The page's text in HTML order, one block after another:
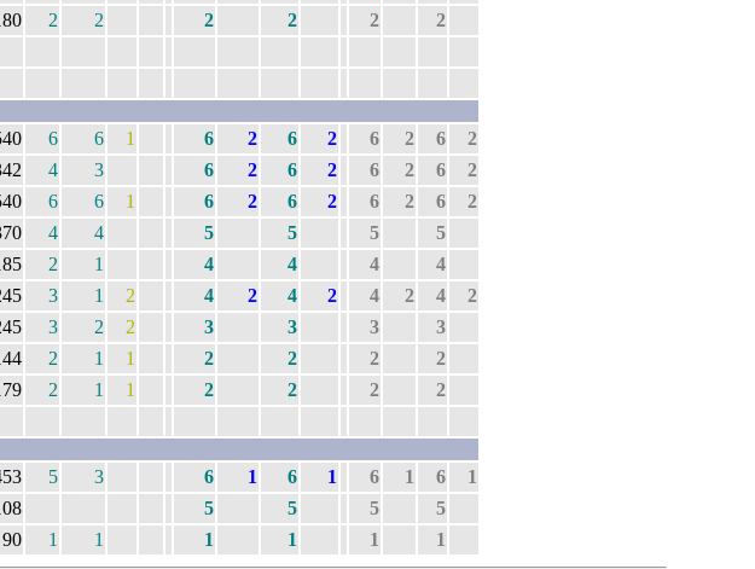
2 2 2 2 2
2
6 6 1 6 2 6 2 6 2 6 2
4 3 6 2 6 2 6 2 6
2
6 6 1 6 2 6 2 6 2 6 2
4 4 5 5 5 5
2 1 4 4 4 4
3 1 2 4 2 4 2 4 2 4 2
3 2 2 3 3 3 3
2 1 1 2 2 2
2
2 1 1 2 2 2 2
5 3 6 1 6 1 6 1 6 1
5 5 5
5
90 1 1 1 1 1 1